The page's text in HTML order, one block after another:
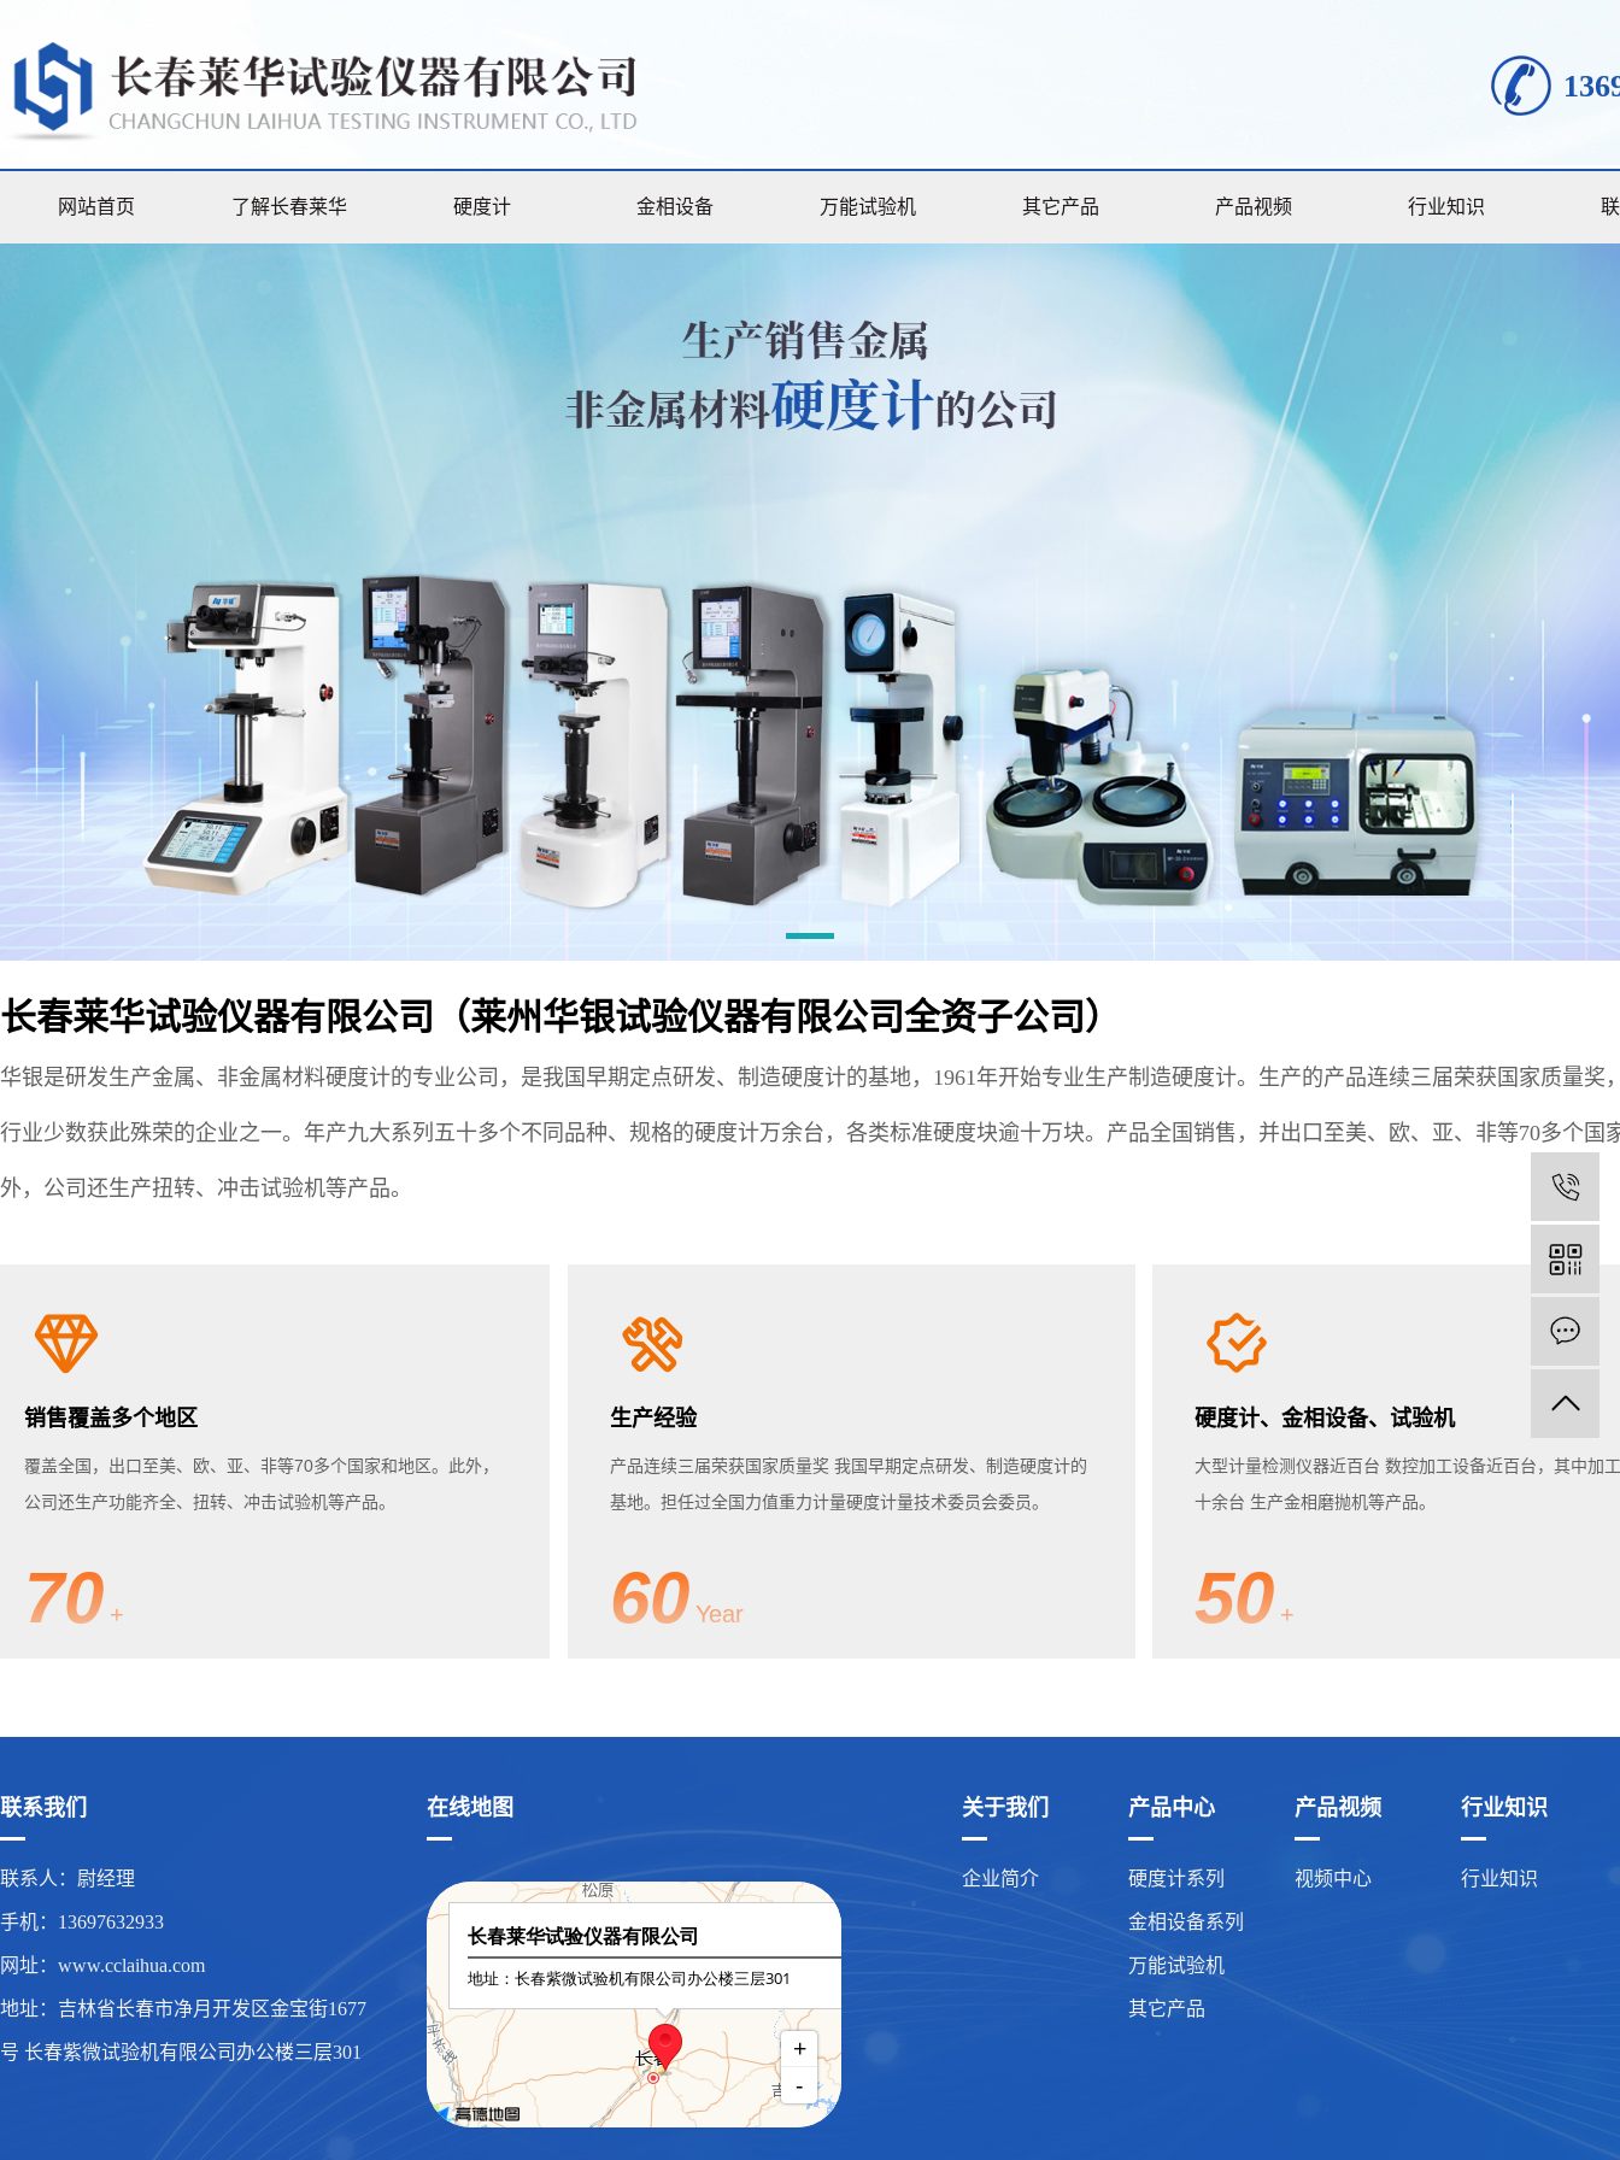
网站首页 了解长春莱华 硬度计 金相设备 万能试验机 其它产品 产品视频 行业知识
长春莱华试验仪器有限公司（莱州华银试验仪器有限公司全资子公司）
华银是研发生产金属、非金属材料硬度计的专业公司，是我国早期定点研发、制造硬度计的基地，1961年开始专业生产制造硬度计。生产的产品连续三届荣获国家质量奖
行业少数获此殊荣的企业之一。年产九大系列五十多个不同品种、规格的硬度计万余台，各类标准硬度块逾十万块。产品全国销售，并出口至美、欧、亚、非等70多个国
外，公司还生产扭转、冲击试验机等产品。
销售覆盖多个地区
覆盖全国，出口至美、欧、亚、非等70多个国家和地区。此外，
公司还生产功能齐全、扭转、冲击试验机等产品。
70 +
生产经验
产品连续三届荣获国家质量奖 我国早期定点研发、制造硬度计的
基地。担任过全国力值重力计量硬度计量技术委员会委员。
60 Year
硬度计、金相设备、试验机
大型计量检测仪器近百台 数控加工设备近百台，其中加
十余台 生产金相磨抛机等产品。
50 +
联系我们
联系人：尉经理
手机：13697632933
网址：www.cclaihua.com
地址：吉林省长春市净月开发区金宝街1677
号 长春紫微试验机有限公司办公楼三层301
在线地图 关于我们
企业简介
产品中心
硬度计系列
金相设备系列
万能试验机
其它产品
产品视频
视频中心
行业知识
行业知识